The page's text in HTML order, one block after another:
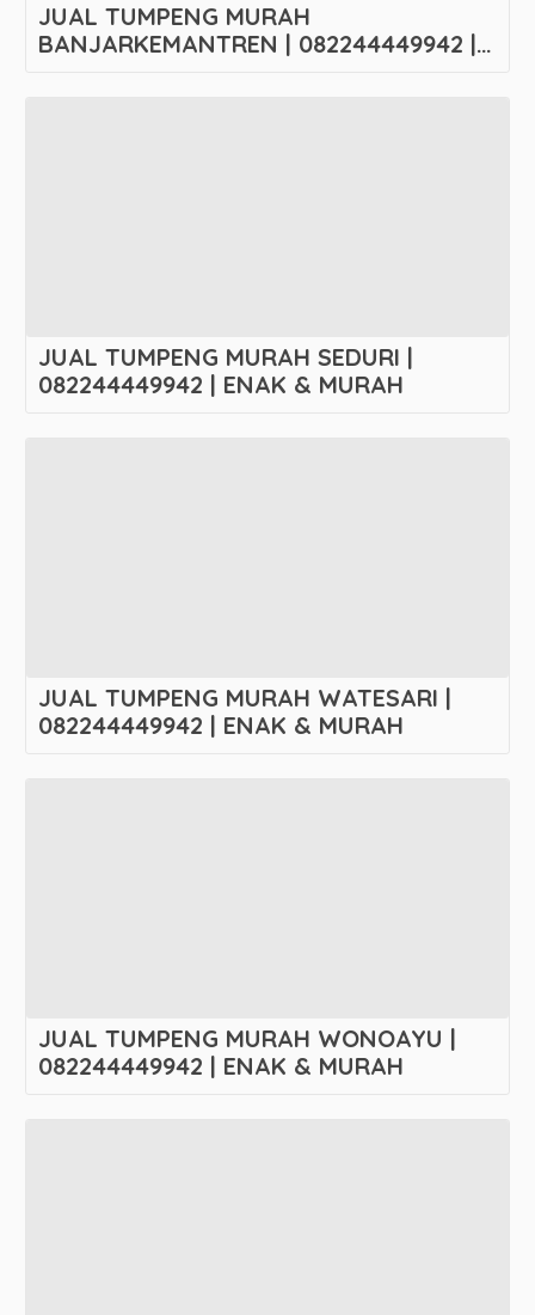
JUAL TUMPENG MURAH
BANJARKEMANTREN | 082244449942 |
JUAL TUMPENG MURAH SEDURI |
082244449942 | ENAK & MURAH
JUAL TUMPENG MURAH WATESARI |
082244449942 | ENAK & MURAH
JUAL TUMPENG MURAH WONOAYU |
082244449942 | ENAK & MURAH